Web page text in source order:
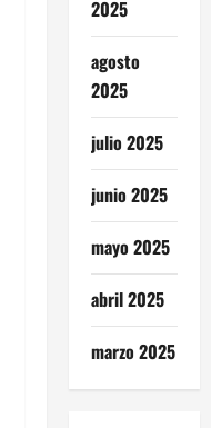
2025
agosto
2025
julio 2025
junio 2025
mayo 2025
abril 2025
marzo 2025